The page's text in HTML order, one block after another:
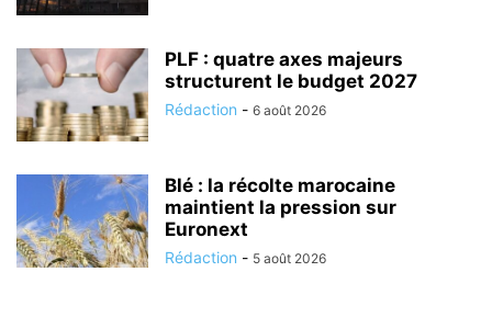
PLF : quatre axes majeurs
structurent le budget 2027
Rédaction - 6 août 2026
Blé : la récolte marocaine
maintient la pression sur
Euronext
Rédaction - 5 août 2026